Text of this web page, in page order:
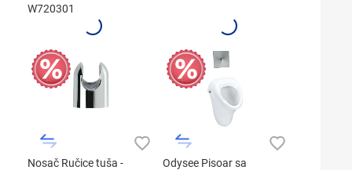
W720301
Nosač Ručice tuša -
Odysee Pisoar sa